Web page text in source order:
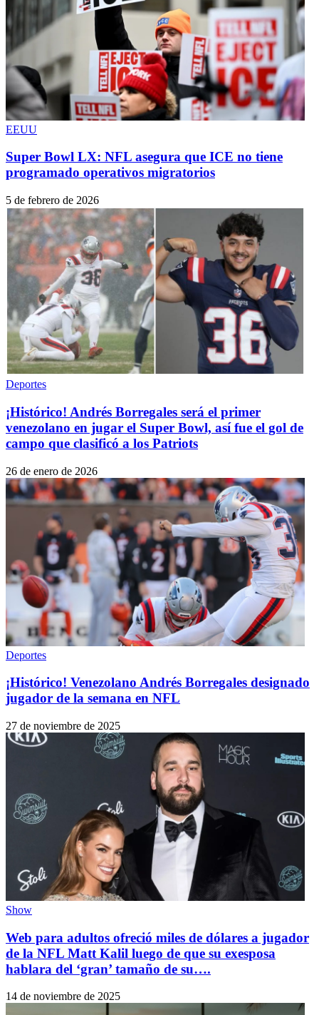
EEUU
Super Bowl LX: NFL asegura que ICE no tiene
programado operativos migratorios
5 de febrero de 2026
Deportes
¡Histórico! Andrés Borregales será el primer
venezolano en jugar el Super Bowl, así fue el gol de
campo que clasificó a los Patriots
26 de enero de 2026
Deportes
¡Histórico! Venezolano Andrés Borregales designado
jugador de la semana en NFL
27 de noviembre de 2025
Show
Web para adultos ofreció miles de dólares a jugador
de la NFL Matt Kalil luego de que su exesposa
hablara del ‘gran’ tamaño de su….
14 de noviembre de 2025